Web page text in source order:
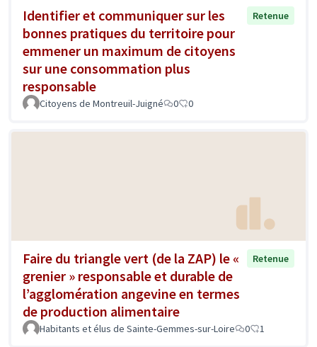
Identifier et communiquer sur les
bonnes pratiques du territoire pour
emmener un maximum de citoyens
sur une consommation plus
responsable
Retenue
Citoyens de Montreuil-Juigné 0 0
Faire du triangle vert (de la ZAP) le «
grenier » responsable et durable de
l’agglomération angevine en termes
de production alimentaire
Retenue
Habitants et élus de Sainte-Gemmes-sur-Loire 0 1